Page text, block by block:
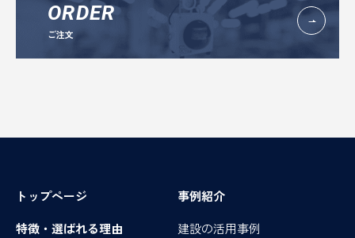
ORDER
ご注文
トップページ
特徴・選ばれる理由
事例紹介
建設の活用事例